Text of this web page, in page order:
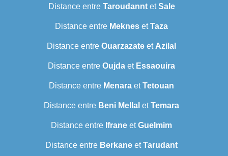
Distance entre TaroudanntetSale
Distance entre Meknes etTaza
Distance entre Ouarzazate et Azilal
Distance entre Oujda et Essaouira
Distance entre Menara etTetouan
Distance entre Beni Mellal etTemara
Distance entre Ifrane etGuelmim
Distance entre Berkane etTarudant